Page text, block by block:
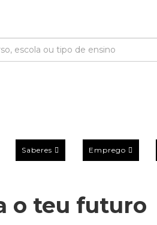
Saberes Emprego
o teu futuro